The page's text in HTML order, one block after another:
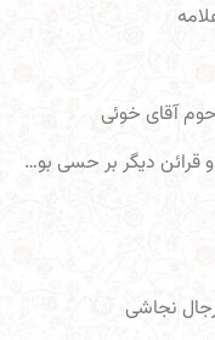
آقای خوئی
ادامه تعلیقه بر اشکال والد و قرائن دیگر بر حسی بودن توثیقات نجاشی و شیخ
نجاشی